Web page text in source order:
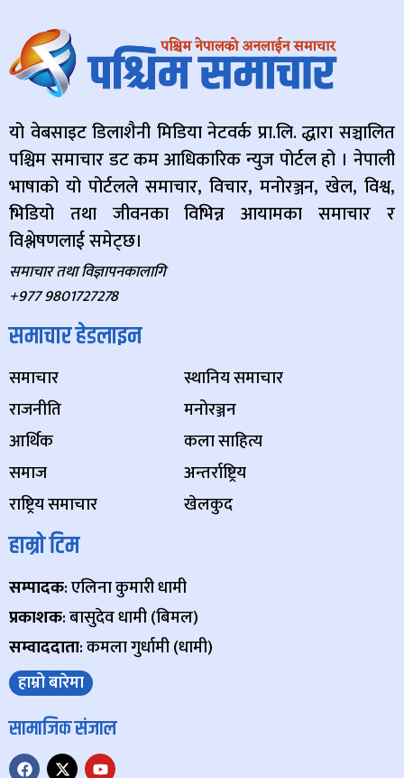
यो वेबसाइट डिलाशैनी मिडिया नेटवर्क प्रा.लि. द्धारा सञ्चालित
पश्चिम समाचार डट कम आधिकारिक न्युज पोर्टल हो । नेपाली
भाषाको यो पोर्टलले समाचार, विचार, मनोरञ्जन, खेल, विश्व,
भिडियो तथा जीवनका विभिन्न आयामका समाचार र
विश्लेषणलाई समेट्छ।
समाचार तथा विज्ञापनकालागि
+977 9801727278
समाचार हेडलाइन
समाचार
राजनीति
आर्थिक
समाज
राष्ट्रिय समाचार
स्थानिय समाचार
मनोरञ्जन
कला साहित्य
अन्तर्राष्ट्रिय
खेलकुद
हाम्रो टिम
सम्पादक: एलिना कुमारी धामी
प्रकाशक: बासुदेव धामी (बिमल)
सम्वाददाता: कमला गुर्धामी (धामी)
हाम्रो बारेमा
सामाजिक संजाल